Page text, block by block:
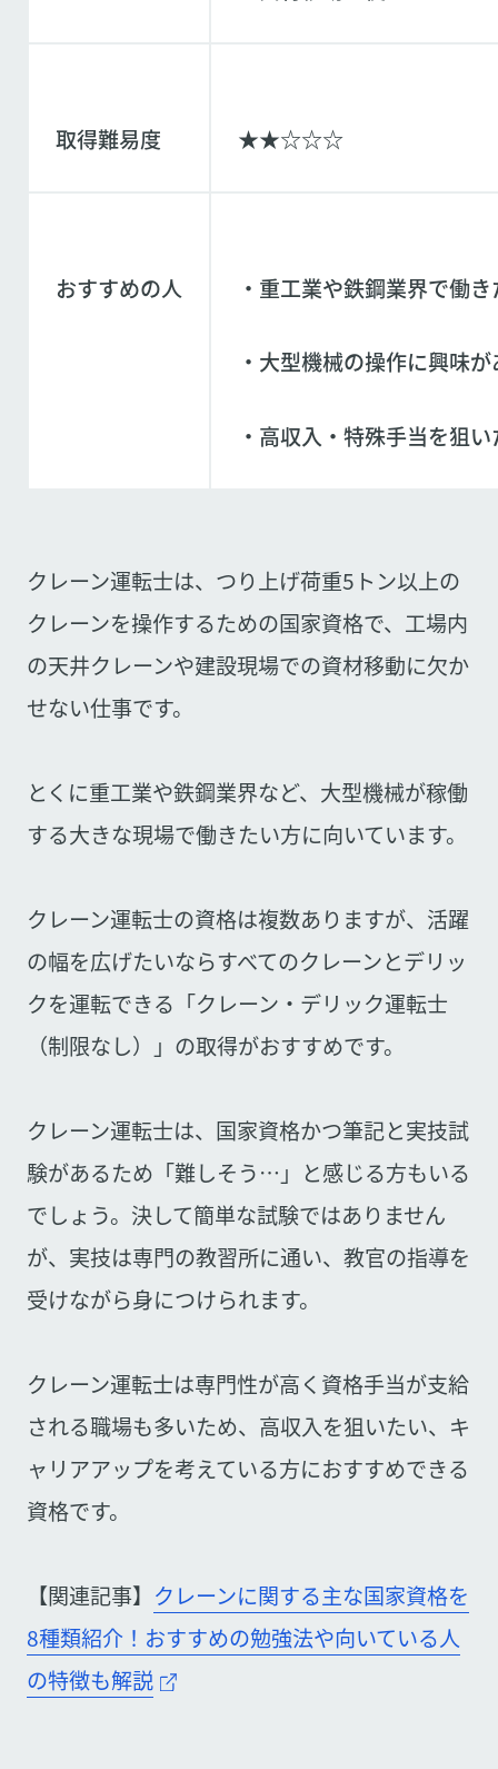
取得難易度 ★★☆☆☆
おすすめの人 ・重工業や鉄鋼業界で働
・大型機械の操作に興味
・高収入・特殊手当を狙
クレーン運転士は、つり上げ荷重5トン以上の
クレーンを操作するための国家資格で、工場内
の天井クレーンや建設現場での資材移動に欠か
せない仕事です。
とくに重工業や鉄鋼業界など、大型機械が稼働
する大きな現場で働きたい方に向いています。
クレーン運転士の資格は複数ありますが、活躍
の幅を広げたいならすべてのクレーンとデリッ
クを運転できる「クレーン・デリック運転士
（制限なし）」の取得がおすすめです。
クレーン運転士は、国家資格かつ筆記と実技試
験があるため「難しそう…」と感じる方もいる
でしょう。決して簡単な試験ではありません
が、実技は専門の教習所に通い、教官の指導を
受けながら身につけられます。
クレーン運転士は専門性が高く資格手当が支給
される職場も多いため、高収入を狙いたい、キ
ャリアアップを考えている方におすすめできる
資格です。
【関連記事】 クレーンに関する主な国家資格を
8種類紹介！おすすめの勉強法や向いている人
の特徴も解説